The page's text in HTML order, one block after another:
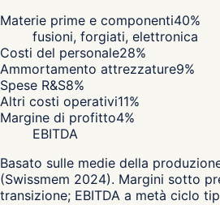
Materie prime e componenti40%
fusioni, forgiati, elettronica
Costi del personale28%
Ammortamento attrezzature9%
Spese R&S8%
Altri costi operativi11%
Margine di profitto4%
EBITDA
Basato sulle medie della
(Swissmem 2024). Margini sotto
transizione; EBITDA a metà ciclo